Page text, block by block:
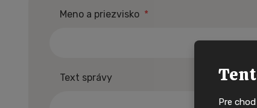
Meno a priezvisko *
Text správy
Pre